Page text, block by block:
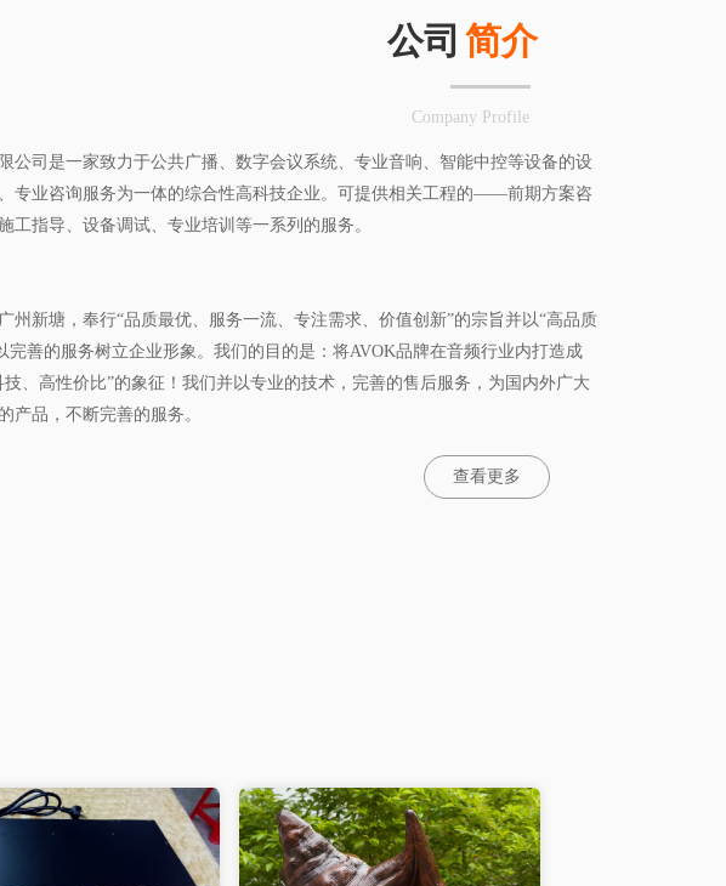
公司
Company Profile
公司是一家致力于公共广播、数字会议系统、专业音响、智能中控等设备的设
专业咨询服务为一体的综合性高科技企业。可提供相关工程的——前期方案咨
工指导、设备调试、专业培训等一系列的服务。
州新塘，奉行“品质最优、服务一流、专注需求、价值创新”的宗旨并以“高品质
完善的服务树立企业形象。我们的目的是：将AVOK品牌在音频行业内打造成
技、高性价比”的象征！我们并以专业的技术，完善的售后服务，为国内外广大
产品，不断完善的服务。
查看更多
简介